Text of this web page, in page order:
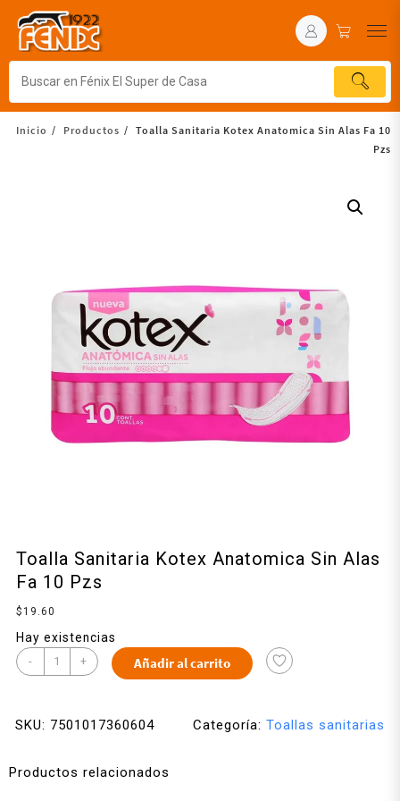
Inicio Productos
Toalla Sanitaria Kotex Anatomica Sin Alas Fa 10
Pzs
Toalla Sanitaria Kotex Anatomica Sin Alas
Fa 10 Pzs
$ 19.60
Hay existencias
- + Añadir al carrito
SKU: 7501017360604 Categoría: Toallas sanitarias
Productos relacionados